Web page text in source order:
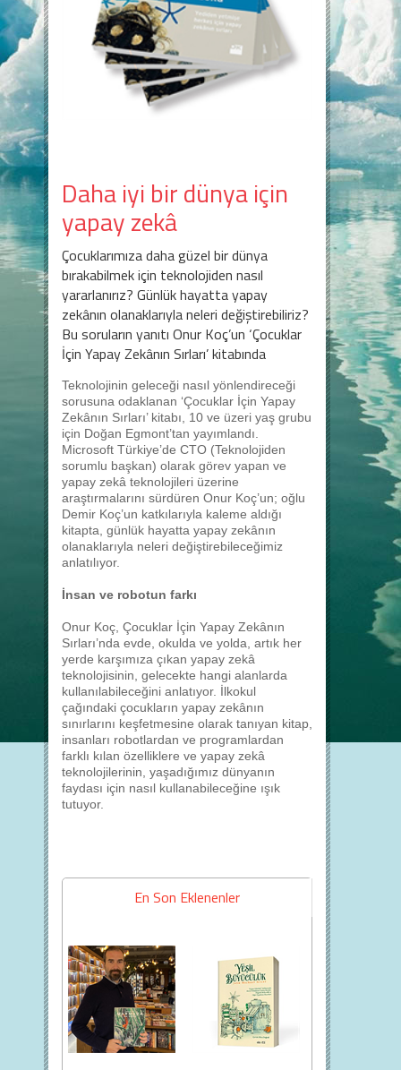
Daha iyi bir dünya için
yapay zekâ
Çocuklarımıza daha güzel bir dünya
bırakabilmek için teknolojiden nasıl
yararlanırız? Günlük hayatta yapay
zekânın olanaklarıyla neleri değiştirebiliriz?
Bu soruların yanıtı Onur Koç’un ‘Çocuklar
İçin Yapay Zekânın Sırları’ kitabında
Teknolojinin geleceği nasıl yönlendireceği
sorusuna odaklanan ‘Çocuklar İçin Yapay
Zekânın Sırları’ kitabı, 10 ve üzeri yaş grubu
için Doğan Egmont’tan yayımlandı.
Microsoft Türkiye’de CTO (Teknolojiden
sorumlu başkan) olarak görev yapan ve
yapay zekâ teknolojileri üzerine
araştırmalarını sürdüren Onur Koç’un; oğlu
Demir Koç’un katkılarıyla kaleme aldığı
kitapta, günlük hayatta yapay zekânın
olanaklarıyla neleri değiştirebileceğimiz
anlatılıyor.
İnsan ve robotun farkı
Onur Koç, Çocuklar İçin Yapay Zekânın
Sırları’nda evde, okulda ve yolda, artık her
yerde karşımıza çıkan yapay zekâ
teknolojisinin, gelecekte hangi alanlarda
kullanılabileceğini anlatıyor. İlkokul
çağındaki çocukların yapay zekânın
sınırlarını keşfetmesine olarak tanıyan kitap,
insanları robotlardan ve programlardan
farklı kılan özelliklere ve yapay zekâ
teknolojilerinin, yaşadığımız dünyanın
faydası için nasıl kullanabileceğine ışık
tutuyor.
En Son Eklenenler